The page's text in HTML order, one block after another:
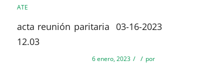
ATE
acta reunión paritaria 03-16-2023
12.03
6 enero, 2023 / / por